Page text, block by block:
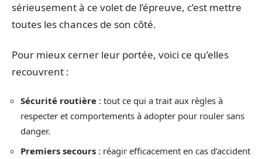
sérieusement à ce volet de l’épreuve, c’est mettre
toutes les chances de son côté.
Pour mieux cerner leur portée, voici ce qu’elles
recouvrent :
Sécurité routière : tout ce qui a trait aux règles à
respecter et comportements à adopter pour rouler sans
danger.
Premiers secours : réagir efficacement en cas d’accident